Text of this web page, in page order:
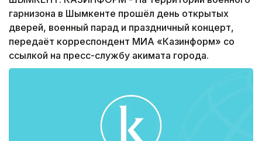
гарнизона в Шымкенте прошёл день открытых
дверей, военный парад и праздничный концерт,
передаёт корреспондент МИА «Казинформ» со
ссылкой на пресс-службу акимата города.